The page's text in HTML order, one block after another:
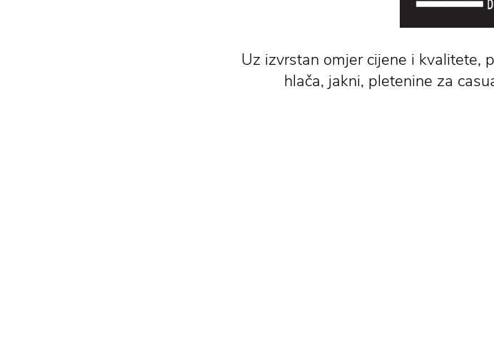
Uz izvrstan omjer cijene i kvalitete,
hlača, jakni, pletenine za